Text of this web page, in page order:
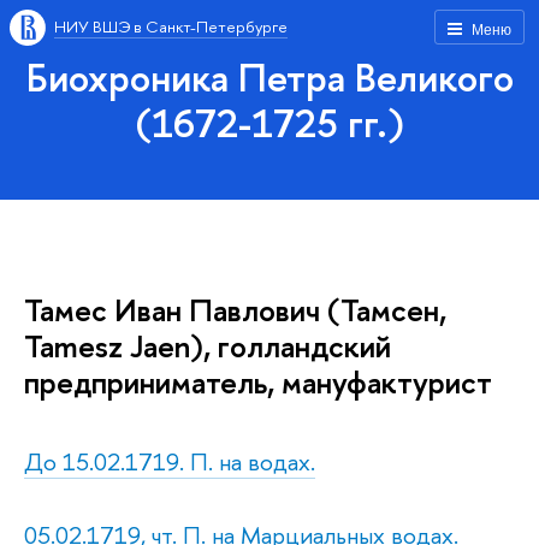
Меню
НИУ ВШЭ в Санкт-Петербурге
Биохроника Петра Великого
(1672-1725 гг.)
Тамес Иван Павлович (Тамсен,
Tamesz Jaen), голландский
предприниматель, мануфактурист
До 15.02.1719. П. на водах.
05.02.1719, чт. П. на Марциальных водах.